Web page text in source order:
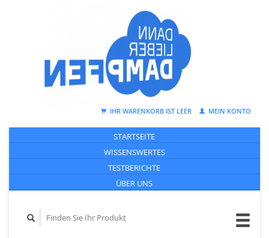
IHR WARENKORB IST LEER MEIN KONTO
STARTSEITE
WISSENSWERTES
TESTBERICHTE
ÜBER UNS